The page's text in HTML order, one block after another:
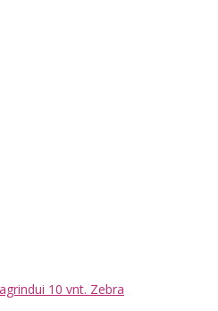
10 vnt. Zebra